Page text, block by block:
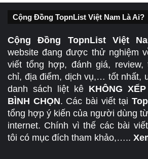
Cộng Đồng TopnList Việt Nam Là Ai?
Cộng Đồng TopnList Việt
website đang được thử nghiệm
viết tổng hợp, đánh giá, review,
chỉ, địa điểm, dịch vụ,… tốt nhất,
danh sách liệt kê KHÔNG
BÌNH CHỌN. Các bài viết tại
tổng hợp ý kiến của người dùng
internet. Chính vì thế các bài
tôi có mục đích tham khảo,…..